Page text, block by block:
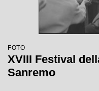
FOTO
XVIII Festival
Sanremo